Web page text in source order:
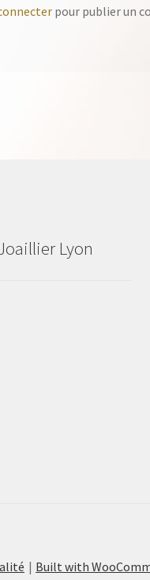
pour publier un
Lyon
Built with